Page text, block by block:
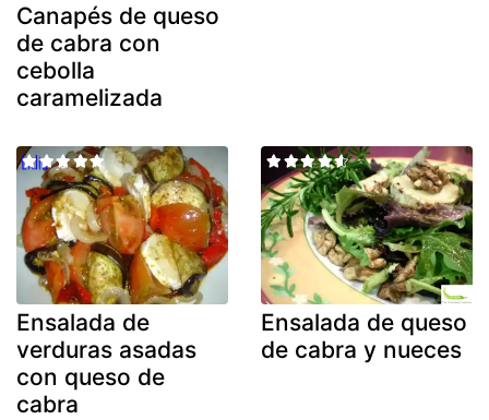
Canapés de queso
de cabra con
cebolla
caramelizada
Ensalada de
verduras asadas
con queso de
cabra
Ensalada de queso
de cabra y nueces